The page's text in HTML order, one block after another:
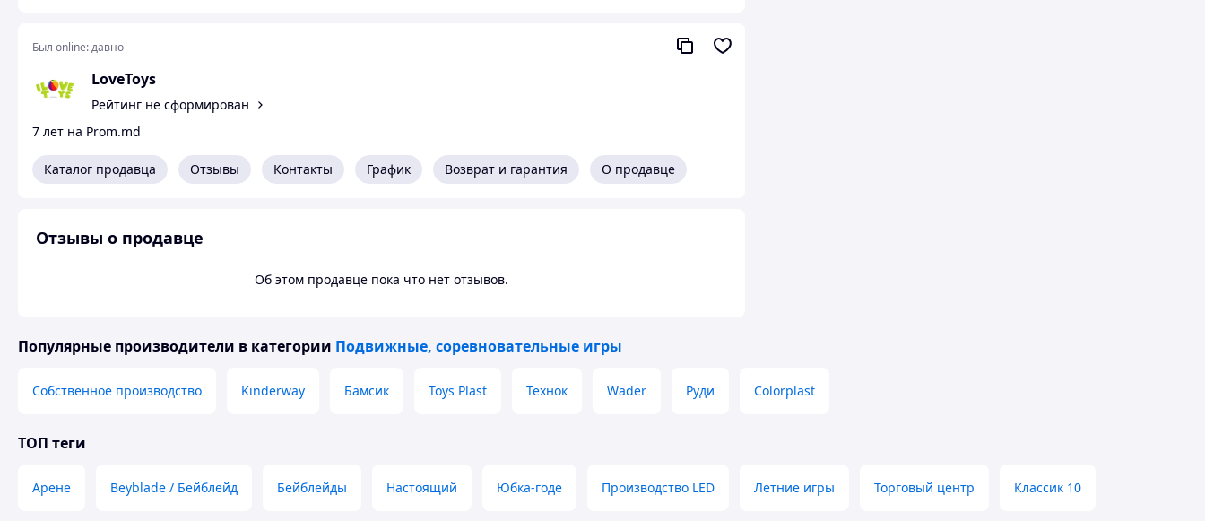
Cтрана производитель: Украина
Комплектация: Кегли (6 штук), 3 мячик
Был online:давно
LoveToys
Рейтинг не сформирован
7 лет на Prom.md
Каталог продавца Отзывы Контакты График Возврат и гарантия О продавце
Отзывы о продавце
Об этом продавце пока что нет отзывов.
Популярные производители в категории Подвижные, соревновательные игры
Собственное производство Kinderway Бамсик Toys Plast Технок Wader Руди Colorplast
ТОП теги
Арене Beyblade / Бейблейд Бейблейды Настоящий Юбка-годе Производство LED Летние игры Торговый центр Классик 10